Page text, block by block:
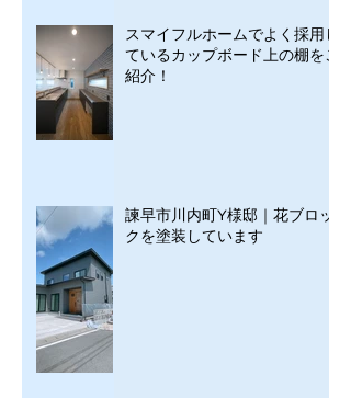
スマイフルホームでよく採用し
ているカップボード上の棚をご
紹介！
諫早市川内町Y様邸｜花ブロッ
クを塗装しています